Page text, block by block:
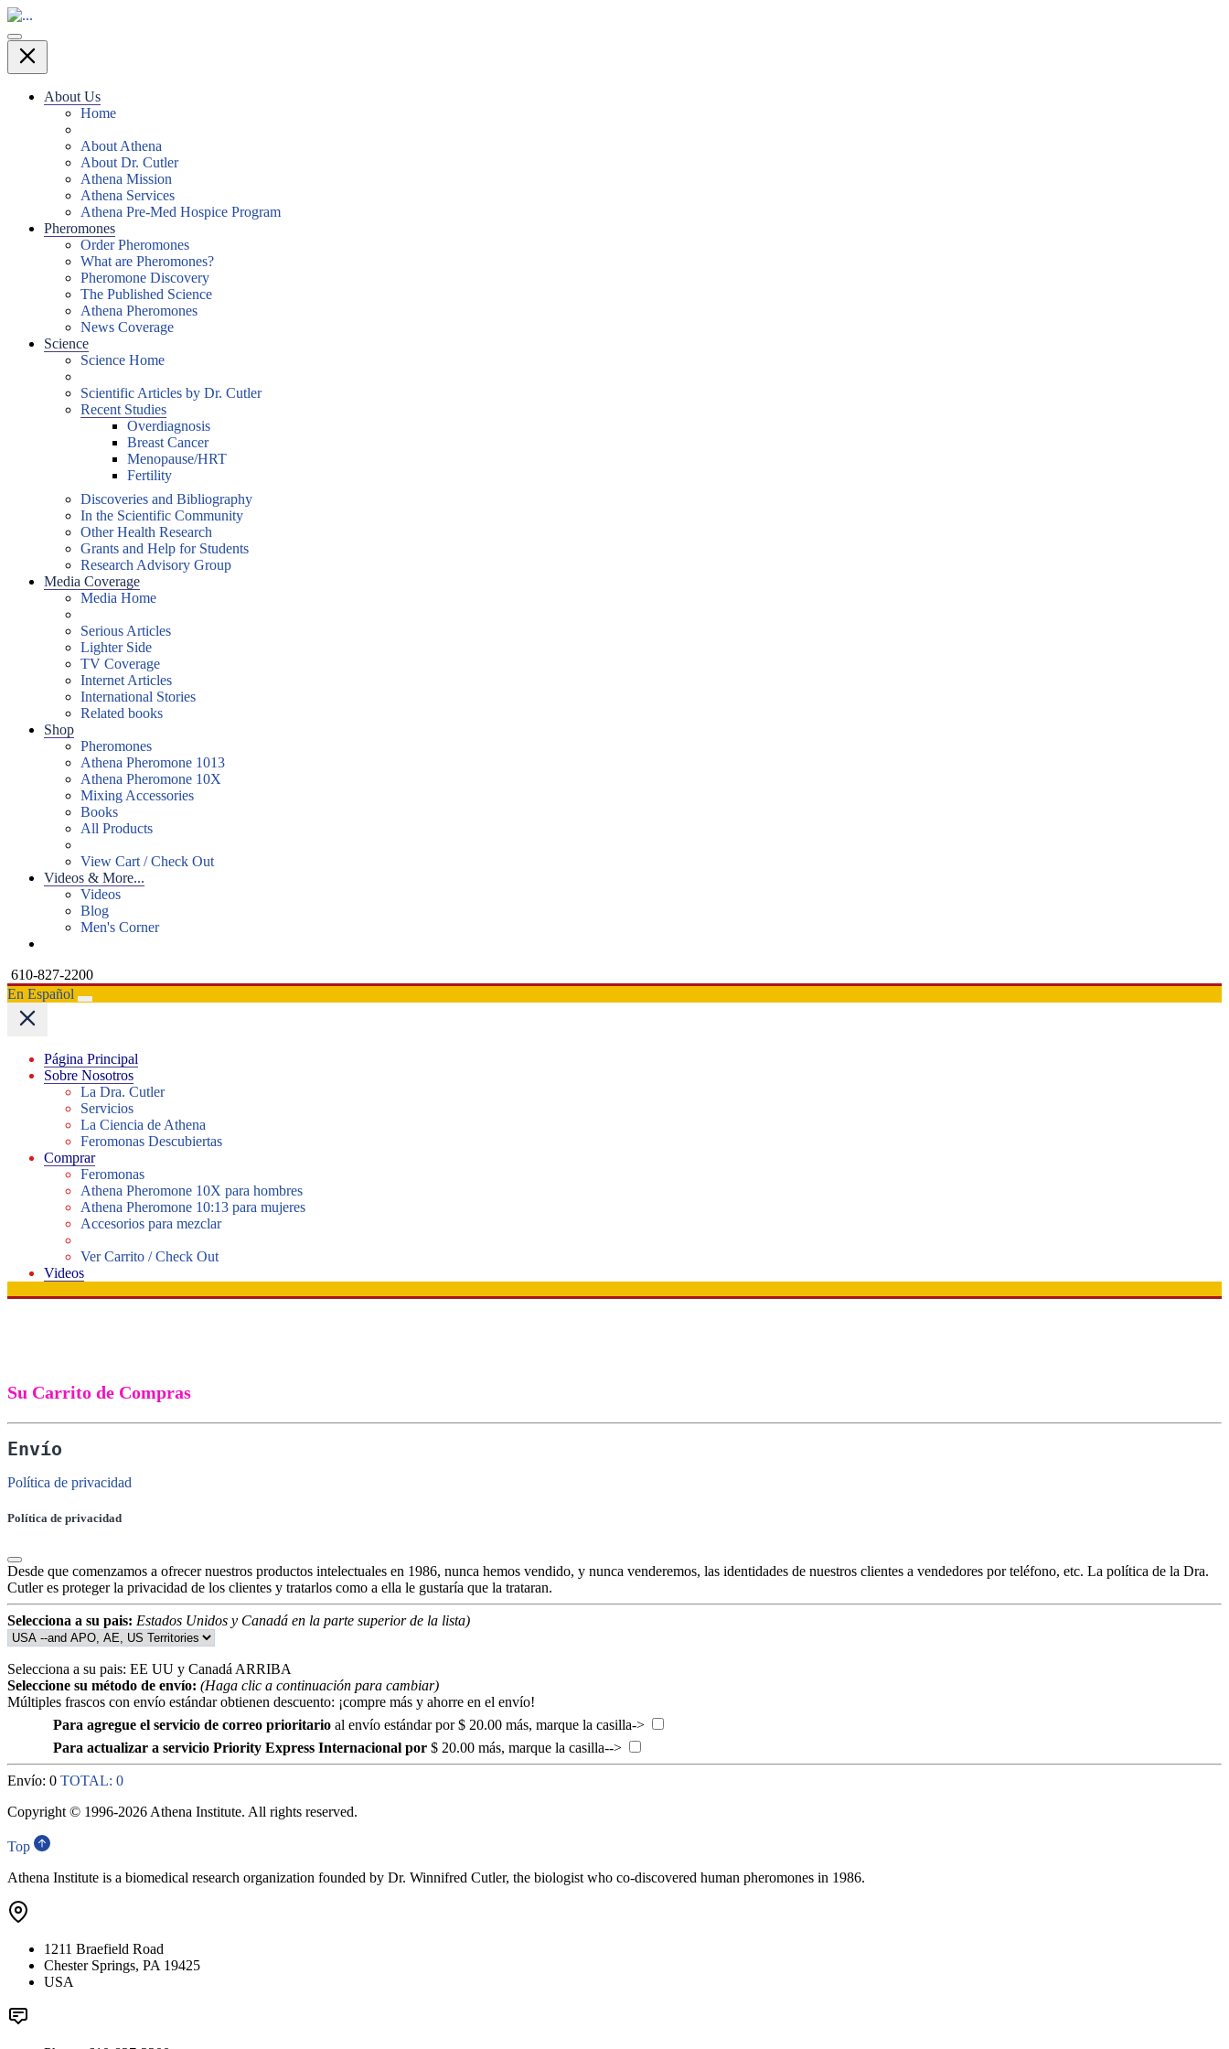
About Us
Home
About Athena
About Dr. Cutler
Athena Mission
Athena Services
Athena Pre-Med Hospice Program
Pheromones
Order Pheromones
What are Pheromones?
Pheromone Discovery
The Published Science
Athena Pheromones
News Coverage
Science
Science Home
Scientific Articles by Dr. Cutler
Recent Studies
Overdiagnosis
Breast Cancer
Menopause/HRT
Fertility
Discoveries and Bibliography
In the Scientific Community
Other Health Research
Grants and Help for Students
Research Advisory Group
Media Coverage
Media Home
Serious Articles
Lighter Side
TV Coverage
Internet Articles
International Stories
Related books
Shop
Pheromones
Athena Pheromone 1013
Athena Pheromone 10X
Mixing Accessories
Books
All Products
View Cart / Check Out
Videos & More...
Videos
Blog
Men's Corner
610-827-2200
En Español
Página Principal
Sobre Nosotros
La Dra. Cutler
Servicios
La Ciencia de Athena
Feromonas Descubiertas
Comprar
Feromonas
Athena Pheromone 10X para hombres
Athena Pheromone 10:13 para mujeres
Accesorios para mezclar
Ver Carrito / Check Out
Videos
Su Carrito de Compras
Envío
Política de privacidad
Política de privacidad
Desde que comenzamos a ofrecer nuestros productos intelectuales en 1986, nunca hemos vendido, y nunca venderemos, las identidades de nuestros clientes a vendedores por teléfono, etc. La política de la Dra.
Cutler es proteger la privacidad de los clientes y tratarlos como a ella le gustaría que la trataran.
Selecciona a su pais: Estados Unidos y Canadá en la parte superior de la lista)
Selecciona a su pais: EE UU y Canadá ARRIBA
Seleccione su método de envío: (Haga clic a continuación para cambiar)
Múltiples frascos con envío estándar obtienen descuento: ¡compre más y ahorre en el envío!
Para agregue el servicio de correo prioritario al envío estándar por $ 20.00 más, marque la casilla->
Para actualizar a servicio Priority Express Internacional por $ 20.00 más, marque la casilla-->
Envío: 0 TOTAL: 0
Copyright © 1996-2026 Athena Institute. All rights reserved.
Top
Athena Institute is a biomedical research organization founded by Dr. Winnifred Cutler, the biologist who co-discovered human pheromones in 1986.
1211 Braefield Road
Chester Springs, PA 19425
USA